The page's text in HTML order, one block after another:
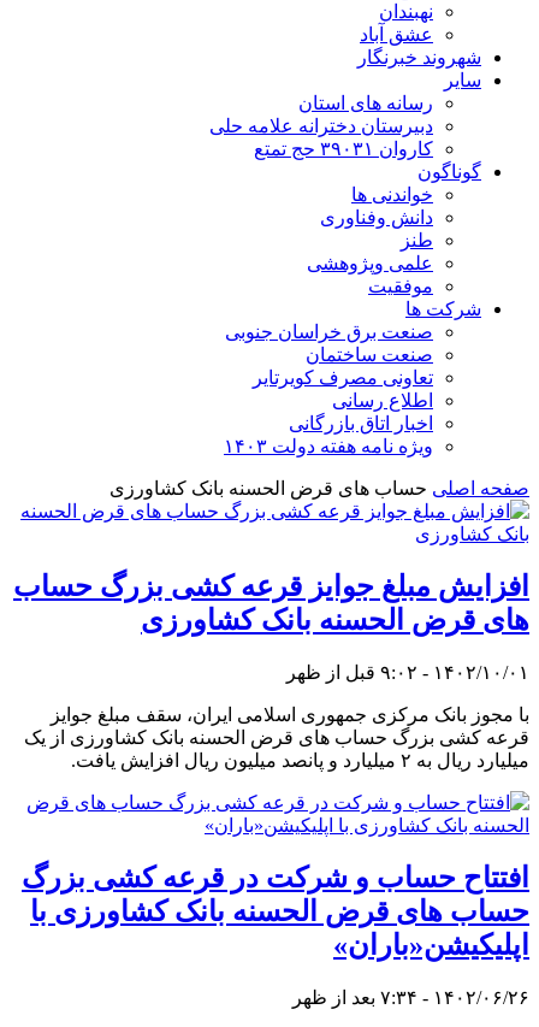
نهبندان
عشق آباد
شهروند خبرنگار
سایر
رسانه های استان
دبیرستان دخترانه علامه حلی
کاروان ۳۹۰۳۱ حج تمتع
گوناگون
خواندنی ها
دانش وفناوری
طنز
علمی وپژوهشی
موفقیت
شرکت ها
صنعت برق خراسان جنوبی
صنعت ساختمان
تعاونی مصرف کویرتایر
اطلاع رسانی
اخبار اتاق بازرگانی
ویژه نامه هفته دولت ۱۴۰۳
صفحه اصلی حساب های قرض الحسنه بانک کشاورزی
افزایش مبلغ جوایز قرعه کشی بزرگ حساب
های قرض الحسنه بانک کشاورزی
۱۴۰۲/۱۰/۰۱ - ۹:۰۲ قبل از ظهر
با مجوز بانک مرکزی جمهوری اسلامی ایران، سقف مبلغ جوایز
قرعه کشی بزرگ حساب های قرض الحسنه بانک کشاورزی از یک
میلیارد ریال به ۲ میلیارد و پانصد میلیون ریال افزایش یافت.
افتتاح حساب و شرکت در قرعه کشی بزرگ
حساب های قرض الحسنه بانک کشاورزی با
اپلیکیشن«باران»
۱۴۰۲/۰۶/۲۶ - ۷:۳۴ بعد از ظهر